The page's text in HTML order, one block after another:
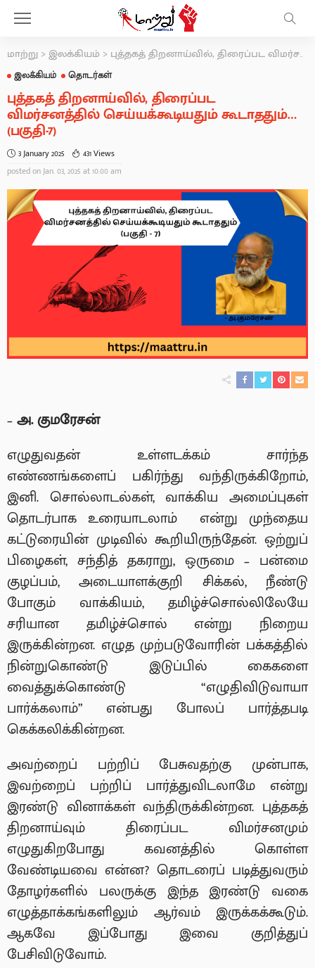
மாற்று >இலக்கியம் > புத்தகத் திறனாய்வில், திரைப்பட விமர்சனத்தில் செய்யக்கூடியதும் கூடாததும்… (பகுதி-7)
இலக்கியம் தொடர்கள்
புத்தகத் திறனாய்வில், திரைப்பட
விமர்சனத்தில் செய்யக்கூடியதும் கூடாததும்…
(பகுதி-7)
3 January 2025
431 Views
posted onJan. 03, 2025 at 10:00 am
–அ. குமரேசன்
எழுதுவதன் உள்ளடக்கம் சார்ந்த
எண்ணங்களைப் பகிர்ந்து வந்திருக்கிறோம்,
இனி. சொல்லாடல்கள், வாக்கிய அமைப்புகள்
தொடர்பாக உரையாடலாம் என்று முந்தைய
கட்டுரையின் முடிவில் கூறியிருந்தேன். ஒற்றுப்
பிழைகள், சந்தித் தகராறு, ஒருமை – பன்மை
குழப்பம், அடையாளக்குறி சிக்கல், நீண்டு
போகும் வாக்கியம், தமிழ்ச்சொல்லிலேயே
சரியான தமிழ்ச்சொல் என்று நிறைய
இருக்கின்றன. எழுத முற்படுவோரின் பக்கத்தில்
நின்றுகொண்டு இடுப்பில் கைகளை
வைத்துக்கொண்டு “எழுதிவிடுவாயா
பார்க்கலாம்” என்பது போலப் பார்த்தபடி
கெக்கலிக்கின்றன.
அவற்றைப் பற்றிப் பேசுவதற்கு முன்பாக,
இவற்றைப் பற்றிப் பார்த்துவிடலாமே என்று
இரண்டு வினாக்கள் வந்திருக்கின்றன. புத்தகத்
திறனாய்வும் திரைப்பட விமர்சனமும்
எழுதுகிறபோது கவனத்தில் கொள்ள
வேண்டியவை என்ன? தொடரைப் படித்துவரும்
தோழர்களில் பலருக்கு இந்த இரண்டு வகை
எழுத்தாக்கங்களிலும் ஆர்வம் இருக்கக்கூடும்.
ஆகவே இப்போது இவை குறித்துப்
பேசிவிடுவோம்.